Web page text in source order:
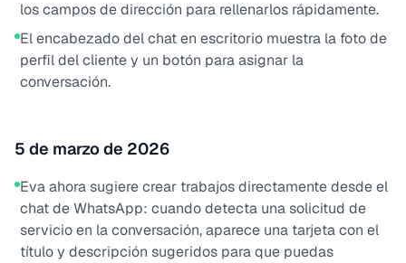
los campos de dirección para rellenarlos rápidamente.
El encabezado del chat en escritorio muestra la foto de
perfil del cliente y un botón para asignar la
conversación.
5 de marzo de 2026
Eva ahora sugiere crear trabajos directamente desde el
chat de WhatsApp: cuando detecta una solicitud de
servicio en la conversación, aparece una tarjeta con el
título y descripción sugeridos para que puedas